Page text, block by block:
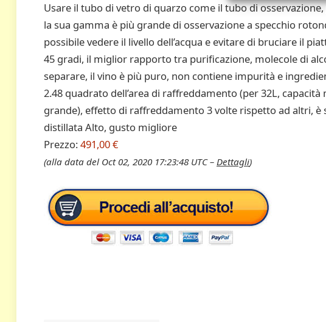
Usare il tubo di vetro di quarzo come il tubo di
la sua gamma è più grande di osservazione a specchio
possibile vedere il livello dell’acqua e evitare di bruciare il
45 gradi, il miglior rapporto tra purificazione, molecole di
separare, il vino è più puro, non contiene impurità e
2.48 quadrato dell’area di raffreddamento (per 32L,
grande), effetto di raffreddamento 3 volte rispetto ad altri, è
distillata Alto, gusto migliore
Prezzo:491,00 €
(alla data del Oct 02, 2020 17:23:48 UTC – Dettagli)